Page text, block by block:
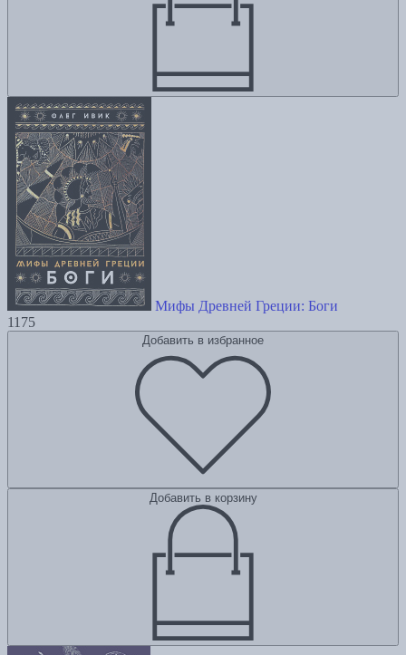
Мифы Древней Греции: Боги
1175
Добавить в избранное
Добавить в корзину